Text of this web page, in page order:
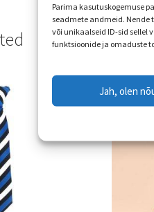
Parima kasutuskogemuse
seadmete andmeid.
või unikaalseid ID-sid sellel
funktsioonide ja omaduste
Jah, olen